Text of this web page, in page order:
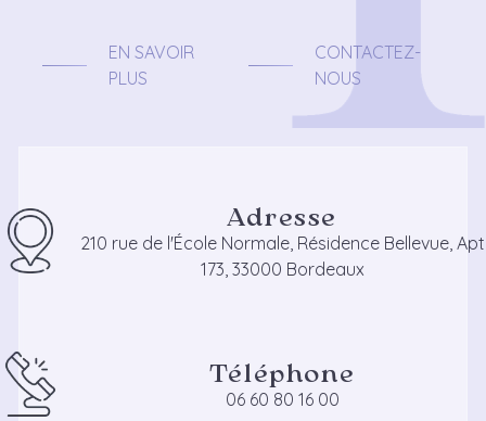
EN SAVOIR
PLUS
CONTACTEZ-
NOUS
Adresse
210 rue de l'École Normale, Résidence Bellevue, Apt
173, 33000 Bordeaux
Téléphone
06 60 80 16 00